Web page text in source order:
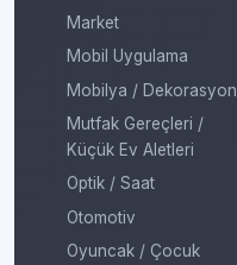
Market
Mobil Uygulama
Mobilya / Dekorasyon
Mutfak Gereçleri /
Küçük Ev Aletleri
Optik / Saat
Otomotiv
Oyuncak / Çocuk